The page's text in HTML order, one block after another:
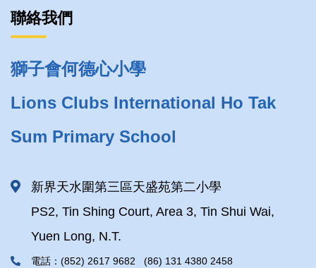
聯絡我們
獅子會何德心小學
Lions Clubs International Ho Tak
Sum Primary School
新界天水圍第三區天盛苑第二小學
PS2, Tin Shing Court, Area 3, Tin Shui Wai,
Yuen Long, N.T.
電話：(852) 2617 9682 (86) 131 4380 2458